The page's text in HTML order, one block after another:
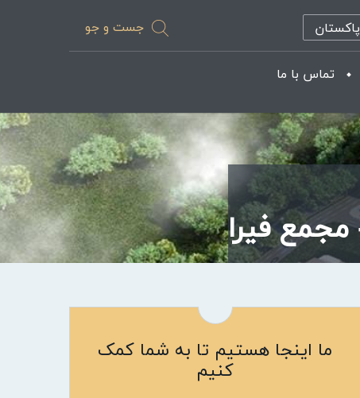
پاکستان جست و جو
تماس با ما
ما اینجا هستیم تا به شما کمک
کنیم